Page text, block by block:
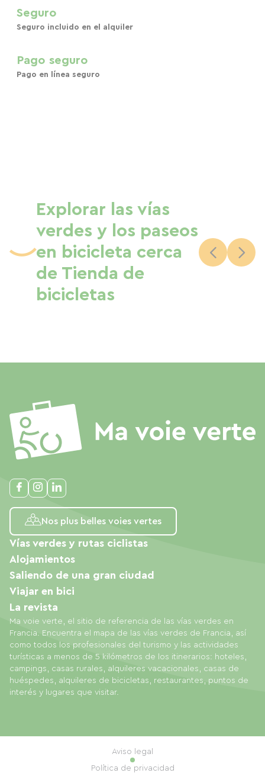
Seguro
Seguro incluido en el alquiler
Pago seguro
Pago en línea seguro
Explorar las vías
verdes y los paseos
en bicicleta cerca
de Tienda de
bicicletas
Nos plus belles voies vertes
Ma voie verte, el sitio de referencia de las vías verdes en
Francia. Encuentra el mapa de las vías verdes de Francia, así
como todos los profesionales del turismo y las actividades
turísticas a menos de 5 kilómetros de los itinerarios: hoteles,
campings, casas rurales, alquileres vacacionales, casas de
huéspedes, alquileres de bicicletas, restaurantes, puntos de
interés y lugares que visitar.
Vías verdes y rutas ciclistas
Alojamientos
Saliendo de una gran ciudad
Viajar en bici
La revista
Aviso legal
Política de privacidad